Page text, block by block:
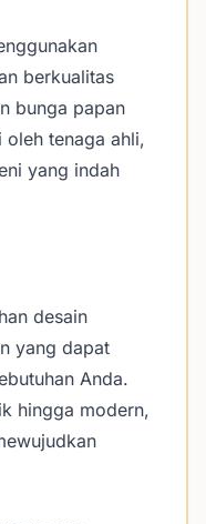
berkualitas
bunga papan
tenaga ahli,
yang indah
desain
yang dapat
Anda.
hingga modern,